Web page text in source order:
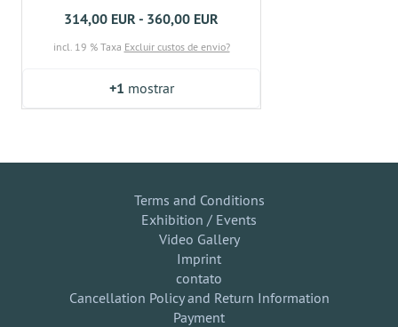
314,00 EUR - 360,00 EUR
incl. 19 % Taxa Excluir custos de envio?
+1 mostrar
Terms and Conditions
Exhibition / Events
Video Gallery
Imprint
contato
Cancellation Policy and Return Information
Payment